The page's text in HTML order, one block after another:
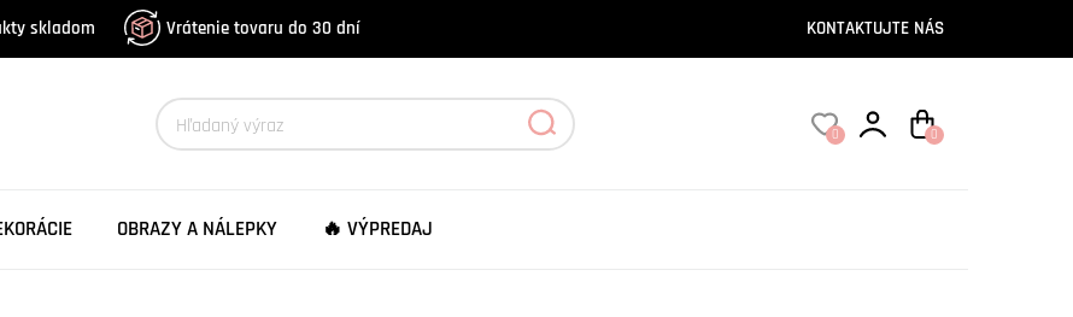
skladom Vrátenie tovaru do 30 dní KONTAKTUJTE NÁS
0 0
OBRAZY A NÁLEPKY 🔥 VÝPREDAJ